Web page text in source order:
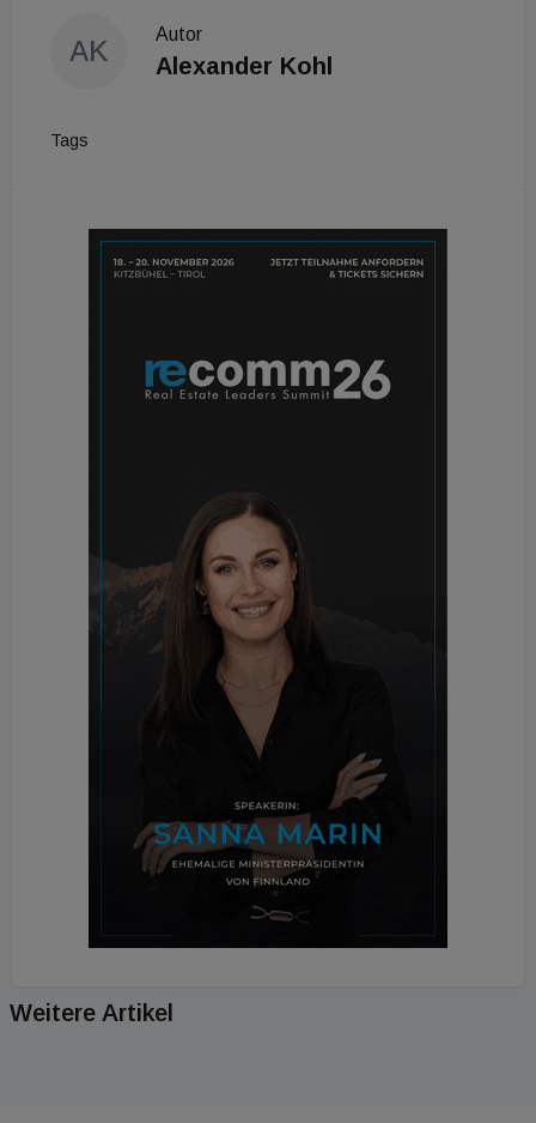
AK
Autor
Alexander Kohl
Tags
Weitere Artikel